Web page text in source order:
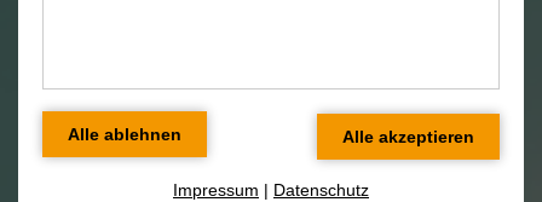
Konzert für Kinder, Eltern und
Konzertliebhaber
Impressum | Datenschutz